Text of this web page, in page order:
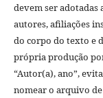
devem ser adotadas
autores, afiliações
do corpo do texto e
própria produção
“Autor(a), ano”,
nomear o arquivo